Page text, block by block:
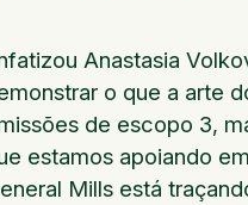
Anastasia
o que a arte
de escopo 3,
estamos apoiando
Mills está